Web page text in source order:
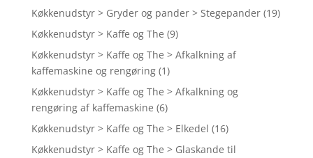
Køkkenudstyr > Gryder og pander > Stegepander (19)
Køkkenudstyr > Kaffe og The (9)
Køkkenudstyr > Kaffe og The > Afkalkning af
kaffemaskine og rengøring (1)
Køkkenudstyr > Kaffe og The > Afkalkning og
rengøring af kaffemaskine (6)
Køkkenudstyr > Kaffe og The > Elkedel (16)
Køkkenudstyr > Kaffe og The > Glaskande til